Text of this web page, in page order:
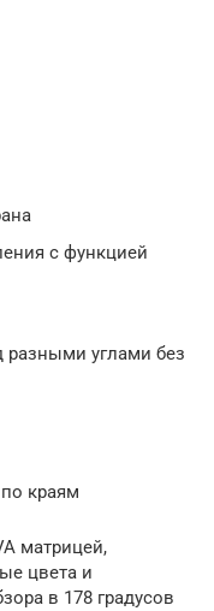
с функцией
разными углами без
краям
матрицей,
цвета и
в 178 градусов